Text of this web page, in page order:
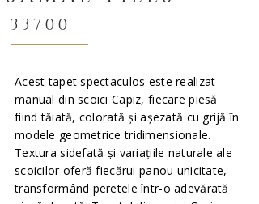
33700
Acest tapet spectaculos este realizat
manual din scoici Capiz, fiecare piesă
fiind tăiată, colorată și așezată cu grijă în
modele geometrice tridimensionale.
Textura sidefată și variațiile naturale ale
scoicilor oferă fiecărui panou unicitate,
transformând peretele într-o adevărată